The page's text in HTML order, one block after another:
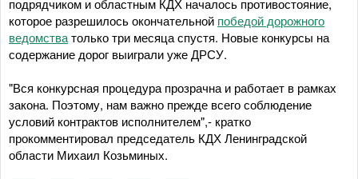
подрядчиком и областным КДХ началось противостояние,
которое разрешилось окончательной победой дорожного
ведомстватолько три месяца спустя. Новые конкурсы на
содержание дорог выиграли уже ДРСУ.
"Вся конкурсная процедура прозрачна и работает в рамках
закона. Поэтому, нам важно прежде всего соблюдение
условий контрактов исполнителем",- кратко
прокомментировал председатель КДХ Ленинградской
области Михаил Козьминых.